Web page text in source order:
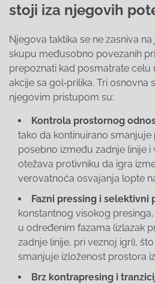
stoji iza njegovih
Njegova taktika se ne zasniva
skupu međusobno povezanih
prepoznati kad posmatrate celu
akcije sa gol‑prilika. Tri osnovna
njegovim pristupom su:
Kontrola prostornog
tako da kontinuirano
posebno između zadnje linije i
otežava protivniku da igra
verovatnoća osvajanja lopte
Fazni pressing i selektivni
konstantnog visokog
u određenim fazama (izlazak
zadnje linije, pri veznoj igri),
smanjuje izloženost prostora
Brz kontrapresing i